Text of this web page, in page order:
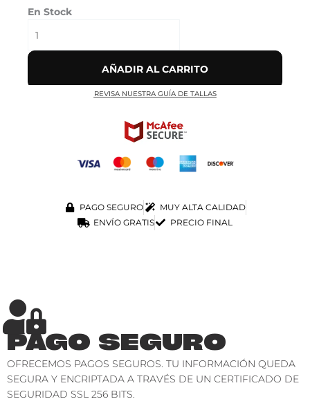
En Stock
AÑADIR AL CARRITO
REVISA NUESTRA GUÍA DE TALLAS
PAGO SEGURO
MUY ALTA CALIDAD
ENVÍO GRATIS
PRECIO FINAL
PAGO SEGURO
OFRECEMOS PAGOS SEGUROS. TU INFORMACIÓN QUEDA
SEGURA Y ENCRIPTADA A TRAVÉS DE UN CERTIFICADO DE
SEGURIDAD SSL 256 BITS.